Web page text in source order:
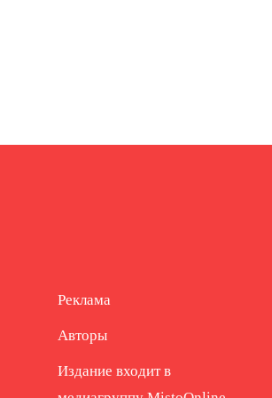
Реклама
Авторы
Издание входит в